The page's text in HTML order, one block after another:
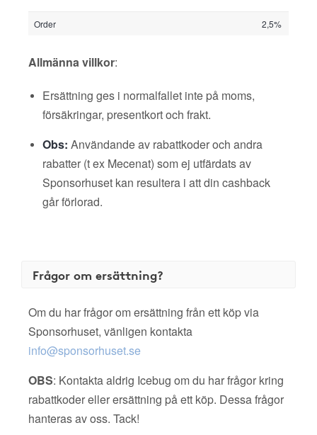
Order 2,5%
Allmänna villkor:
Ersättning ges i normalfallet inte på moms,
försäkringar, presentkort och frakt.
Obs: Användande av rabattkoder och andra
rabatter (t ex Mecenat) som ej utfärdats av
Sponsorhuset kan resultera i att din cashback
går förlorad.
Frågor om ersättning?
Om du har frågor om ersättning från ett köp via
Sponsorhuset, vänligen kontakta
info@sponsorhuset.se
OBS: Kontakta aldrig Icebug om du har frågor kring
rabattkoder eller ersättning på ett köp. Dessa frågor
hanteras av oss. Tack!